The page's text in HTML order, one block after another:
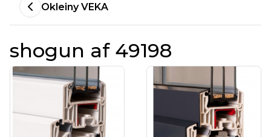
Okleiny VEKA
shogun af 49198